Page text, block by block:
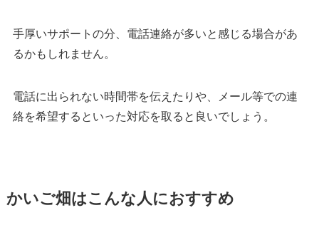
手厚いサポートの分、電話連絡が多いと感じる場合があ
るかもしれません。
電話に出られない時間帯を伝えたりや、メール等での連
絡を希望するといった対応を取ると良いでしょう。
かいご畑はこんな人におすすめ